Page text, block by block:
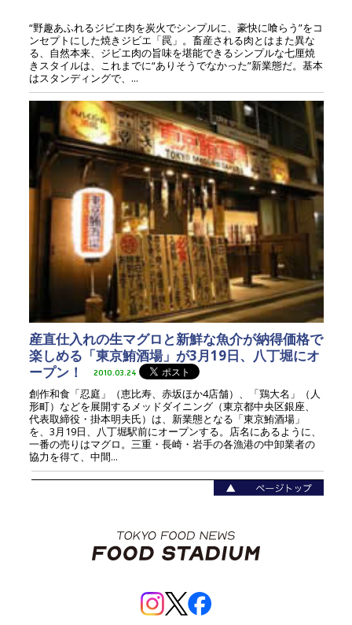
“野趣あふれるジビエ肉を炭火でシンプルに、豪快に喰らう”をコ
ンセプトにした焼きジビエ「罠」。畜産される肉とはまた異な
る、自然本来、ジビエ肉の旨味を堪能できるシンプルな七厘焼
きスタイルは、これまでに“ありそうでなかった”新業態だ。基本
はスタンディングで、...
産直仕入れの生マグロと新鮮な魚介が納得価格で
楽しめる「東京鮪酒場」が3月19日、八丁堀にオ
ープン！
2010.03.24
創作和食「忍庭」（恵比寿、赤坂ほか4店舗）、「鶏大名」（人
形町）などを展開するメッドダイニング（東京都中央区銀座、
代表取締役・掛本明夫氏）は、新業態となる「東京鮪酒場」
を、3月19日、八丁堀駅前にオープンする。店名にあるように、
一番の売りはマグロ。三重・長崎・岩手の各漁港の中卸業者の
協力を得て、中間...